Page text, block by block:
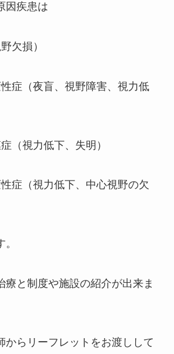
因疾患は
欠損）
症（夜盲、視野障害、視力低
（視力低下、失明）
症（視力低下、中心視野の欠
療と制度や施設の紹介が出来ま
からリーフレットをお渡しして